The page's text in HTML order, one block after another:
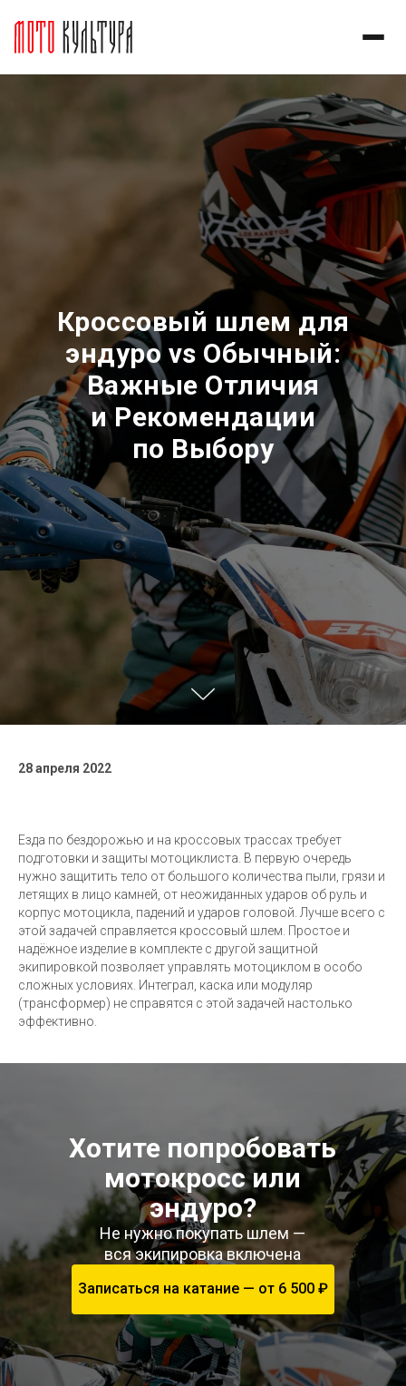
Кроссовый шлем для
эндуро vs Обычный:
Важные Отличия
и Рекомендации
по Выбору
28 апреля 2022
Езда по бездорожью и на кроссовых трассах требует
подготовки и защиты мотоциклиста. В первую очередь
нужно защитить тело от большого количества пыли, грязи и
летящих в лицо камней, от неожиданных ударов об руль и
корпус мотоцикла, падений и ударов головой. Лучше всего с
этой задачей справляется кроссовый шлем. Простое и
надёжное изделие в комплекте с другой защитной
экипировкой позволяет управлять мотоциклом в особо
сложных условиях. Интеграл, каска или модуляр
(трансформер) не справятся с этой задачей настолько
эффективно.
Хотите попробовать
мотокросс или
эндуро?
Не нужно покупать шлем —
вся экипировка включена
Записаться на катание — от 6 500 ₽